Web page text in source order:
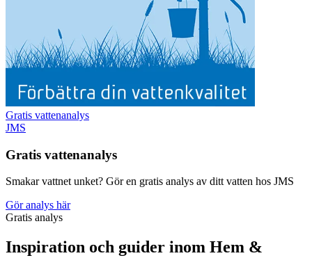
Gratis vattenanalys
JMS
Gratis vattenanalys
Smakar vattnet unket? Gör en gratis analys av ditt vatten hos JMS
Gör analys här
Gratis analys
Inspiration och guider inom Hem &